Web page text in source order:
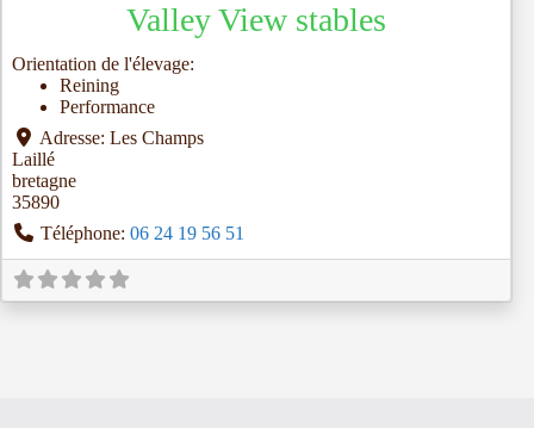
Valley View stables
Orientation de l'élevage:
Reining
Performance
Adresse: Les Champs
Laillé
bretagne
35890
Téléphone: 06 24 19 56 51